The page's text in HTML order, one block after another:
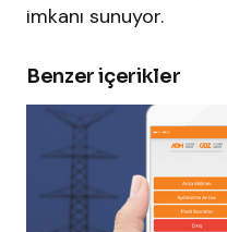
imkanı sunuyor.
Benzer içerikler